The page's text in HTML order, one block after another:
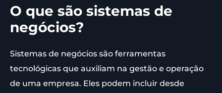
O que são sistemas de
negócios?
Sistemas de negócios são ferramentas
tecnológicas que auxiliam na gestão e operação
de uma empresa. Eles podem incluir desde